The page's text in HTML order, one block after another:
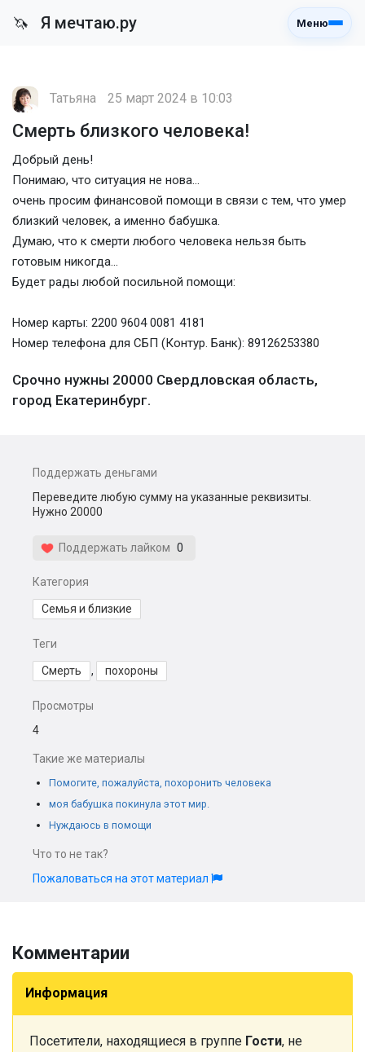
🦄 Я мечтаю.ру Меню
Татьяна 25 март 2024 в 10:03
Смерть близкого человека!
Добрый день!
Понимаю, что ситуация не нова...
очень просим финансовой помощи в связи с тем, что умер
близкий человек, а именно бабушка.
Думаю, что к смерти любого человека нельзя быть
готовым никогда...
Будет рады любой посильной помощи:
Номер карты: 2200 9604 0081 4181
Номер телефона для СБП (Контур. Банк): 89126253380
Срочно нужны 20000 Свердловская область,
город Екатеринбург.
Поддержать деньгами
Переведите любую сумму на указанные реквизиты.
Нужно 20000
Поддержать лайком 0
Категория
Семья и близкие
Теги
Смерть , похороны
Просмотры
4
Такие же материалы
Помогите, пожалуйста, похоронить человека
моя бабушка покинула этот мир.
Нуждаюсь в помощи
Что то не так?
Пожаловаться на этот материал
Комментарии
Информация
Посетители, находящиеся в группе Гости, не